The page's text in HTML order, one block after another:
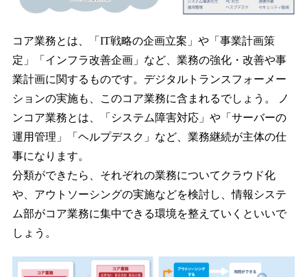
コア業務とは、「IT戦略の企画立案」や「事業計画策
定」「インフラ改善企画」など、業務の強化・改善や事
業計画に関するものです。デジタルトランスフォーメー
ションの実施も、このコア業務に含まれるでしょう。 ノ
ンコア業務とは、「システム障害対応」や「サーバーの
運用管理」「ヘルプデスク」など、業務継続が主体の仕
事になります。
分類ができたら、それぞれの業務についてクラウド化
や、アウトソーシングの実施などを検討し、情報システ
ム部がコア業務に集中できる環境を整えていくといいで
しょう。